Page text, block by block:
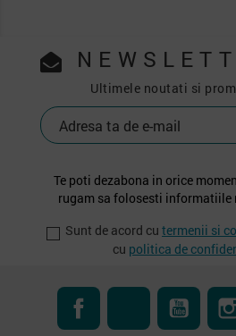
Ultimele noutati si
Te poti dezabona in orice
rugam sa folosesti informatiile
Sunt de acord cu termenii si
cu politica de
FacebookRSS